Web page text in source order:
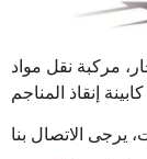
مركبة نقل مواد